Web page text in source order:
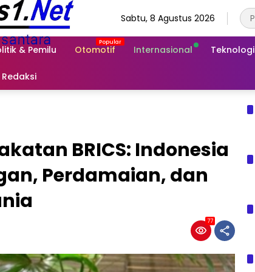
Sabtu, 8 Agustus 2026
& Pemilu Otomotif Internasional Teknologi
Redaksi
BRICS: Indonesia
Perdamaian, dan
77